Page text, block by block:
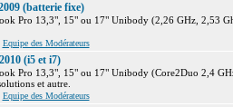
(batterie fixe)
Pro 13,3", 15" ou 17" Unibody (2,26 GHz, 2,53
Equipe des Modérateurs
(i5 et i7)
Pro 13,3", 15" ou 17" Unibody (Core2Duo 2,4
et autre.
Equipe des Modérateurs